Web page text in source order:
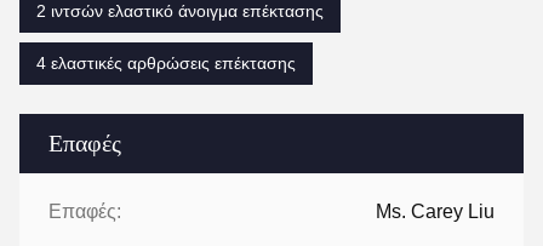
Επαφές
Επαφές: Ms. Carey Liu
2 ιντσών ελαστικό άνοιγμα επέκτασης
4 ελαστικές αρθρώσεις επέκτασης